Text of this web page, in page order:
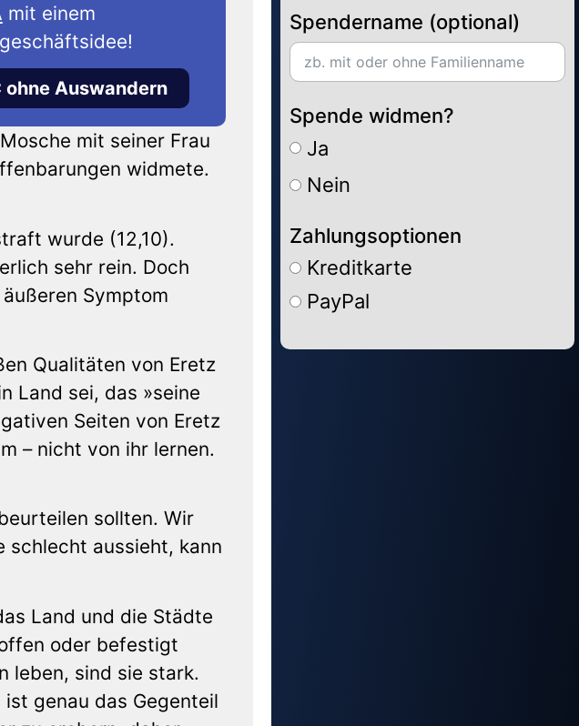
mit einem
ohne Auswandern
mit seiner Frau
widmete.
wurde (12,10).
sehr rein. Doch
Symptom
Qualitäten von Eretz
Land sei, das »seine
Seiten von Eretz
– nicht von ihr lernen.
sollten. Wir
schlecht aussieht, kann
Land und die Städte
oder befestigt
leben, sind sie stark.
genau das Gegenteil
Spendername (optional)
Spende widmen?
Ja
Nein
Zahlungsoptionen
Kreditkarte
PayPal
Alternative: